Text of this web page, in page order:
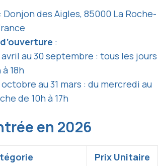
: Donjon des Aigles, 85000 La Roche-
:
avril au 30 septembre : tous les jours
18h
octobre au 31 mars : du mercredi au
de 10h à 17h
en 2026
Prix Unitaire